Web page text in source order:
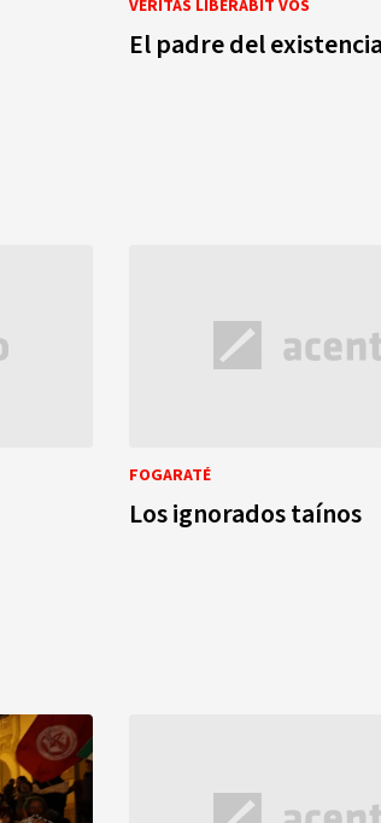
VERITAS LIBERABIT VOS
El padre del
FOGARATÉ
Los ignorados taínos